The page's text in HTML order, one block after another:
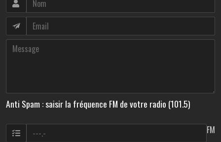
Anti Spam : saisir la fréquence FM de votre radio (101.5)
FM